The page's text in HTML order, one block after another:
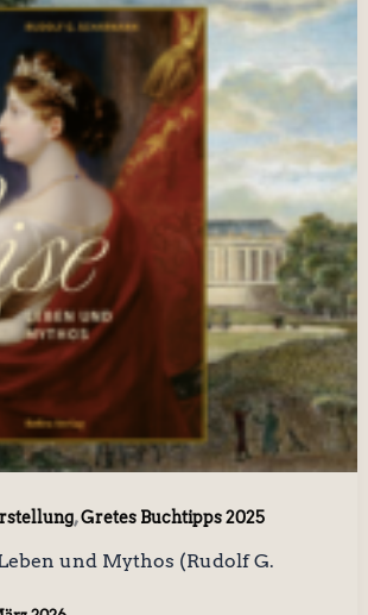
,Gretes Buchtipps 2025
und Mythos (Rudolf G.